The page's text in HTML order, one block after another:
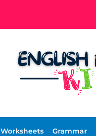
Worksheets Grammar